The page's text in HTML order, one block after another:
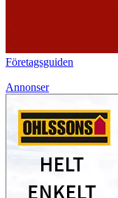
Företagsguiden
Annonser